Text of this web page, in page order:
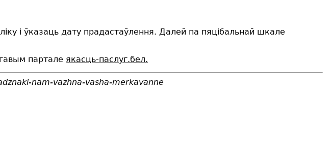
і ўказаць дату прадастаўлення. Далей па пяцібальнай шкале
партале якасць-паслуг.бел.
nam-vazhna-vasha-merkavanne